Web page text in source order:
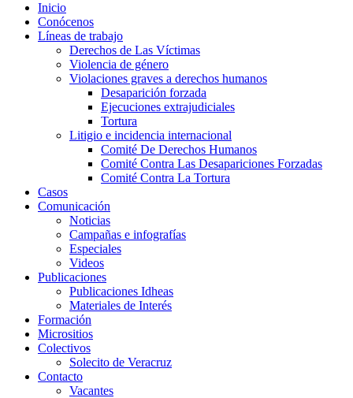
Inicio
Conócenos
Líneas de trabajo
Derechos de Las Víctimas
Violencia de género
Violaciones graves a derechos humanos
Desaparición forzada​
Ejecuciones extrajudiciales
Tortura
Litigio e incidencia internacional
Comité De Derechos Humanos​
Comité Contra Las Desapariciones Forzadas
Comité Contra La Tortura​
Casos
Comunicación
Noticias
Campañas e infografías
Especiales
Videos
Publicaciones
Publicaciones Idheas
Materiales de Interés
Formación
Micrositios
Colectivos
Solecito de Veracruz
Contacto
Vacantes